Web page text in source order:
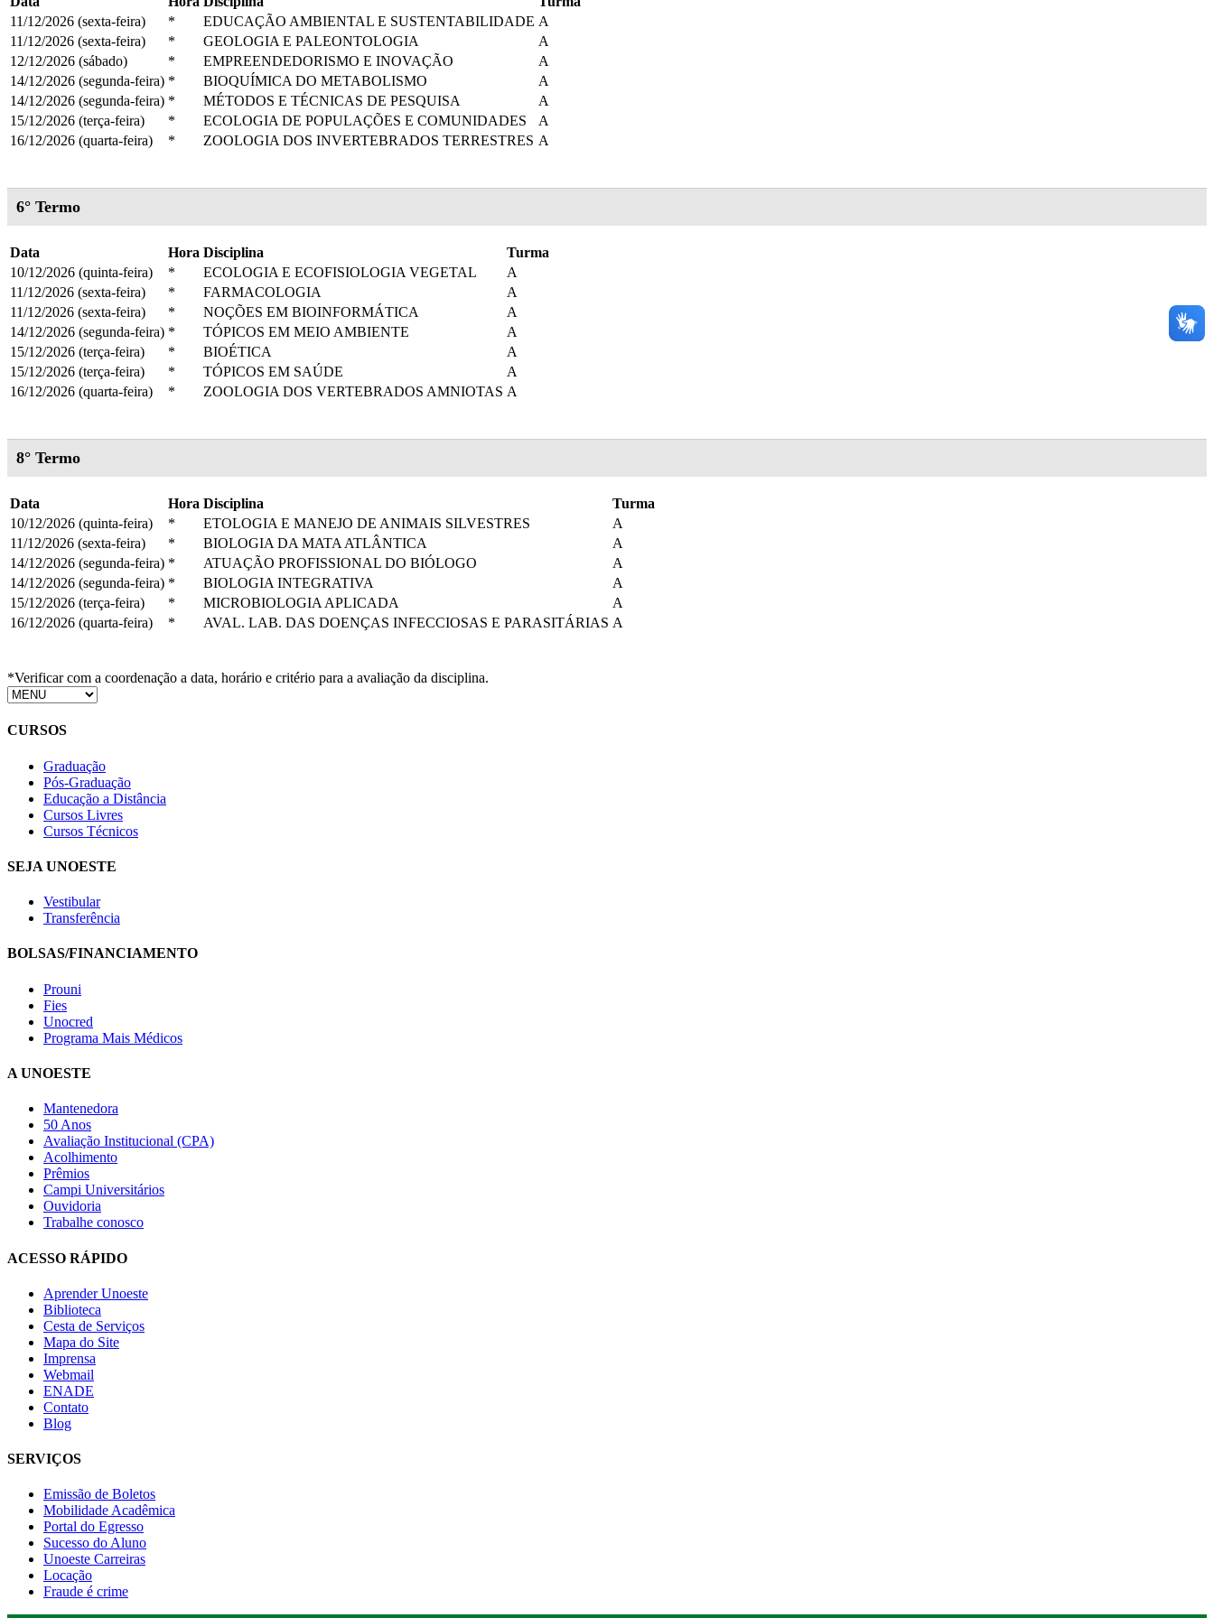
11/12/2026 (sexta-feira)
* EDUCAÇÃO AMBIENTAL E SUSTENTABILIDADE A
11/12/2026 (sexta-feira)
* GEOLOGIA E PALEONTOLOGIA
A
12/12/2026 (sábado)
* EMPREENDEDORISMO E INOVAÇÃO
A
14/12/2026 (segunda-feira) * BIOQUÍMICA DO METABOLISMO
A
14/12/2026 (segunda-feira) * MÉTODOS E TÉCNICAS DE PESQUISA
A
15/12/2026 (terça-feira)
* ECOLOGIA DE POPULAÇÕES E COMUNIDADES
A
16/12/2026 (quarta-feira)
* ZOOLOGIA DOS INVERTEBRADOS TERRESTRES A
6° Termo
Data Hora Disciplina
Turma
10/12/2026 (quinta-feira)
* ECOLOGIA E ECOFISIOLOGIA VEGETAL
A
11/12/2026 (sexta-feira)
* FARMACOLOGIA
A
11/12/2026 (sexta-feira)
* NOÇÕES EM BIOINFORMÁTICA
A
14/12/2026 (segunda-feira) * TÓPICOS EM MEIO AMBIENTE
A
15/12/2026 (terça-feira)
* BIOÉTICA
A
15/12/2026 (terça-feira)
* TÓPICOS EM SAÚDE
A
16/12/2026 (quarta-feira)
* ZOOLOGIA DOS VERTEBRADOS AMNIOTAS A
8° Termo
Data Hora Disciplina
Turma
10/12/2026 (quinta-feira)
* ETOLOGIA E MANEJO DE ANIMAIS SILVESTRES
A
11/12/2026 (sexta-feira)
* BIOLOGIA DA MATA ATLÂNTICA
A
14/12/2026 (segunda-feira) * ATUAÇÃO PROFISSIONAL DO BIÓLOGO
A
14/12/2026 (segunda-feira) * BIOLOGIA INTEGRATIVA
A
15/12/2026 (terça-feira)
* MICROBIOLOGIA APLICADA
A
16/12/2026 (quarta-feira)
* AVAL. LAB. DAS DOENÇAS INFECCIOSAS E PARASITÁRIAS A
*Verificar com a coordenação a data, horário e critério para a avaliação da disciplina.
CURSOS
Graduação
Pós-Graduação
Educação a Distância
Cursos Livres
Cursos Técnicos
SEJA UNOESTE
Vestibular
Transferência
BOLSAS/FINANCIAMENTO
Prouni
Fies
Unocred
Programa Mais Médicos
A UNOESTE
Mantenedora
50 Anos
Avaliação Institucional (CPA)
Acolhimento
Prêmios
Campi Universitários
Ouvidoria
Trabalhe conosco
ACESSO RÁPIDO
Aprender Unoeste
Biblioteca
Cesta de Serviços
Mapa do Site
Imprensa
Webmail
ENADE
Contato
Blog
SERVIÇOS
Emissão de Boletos
Mobilidade Acadêmica
Portal do Egresso
Sucesso do Aluno
Unoeste Carreiras
Locação
Fraude é crime